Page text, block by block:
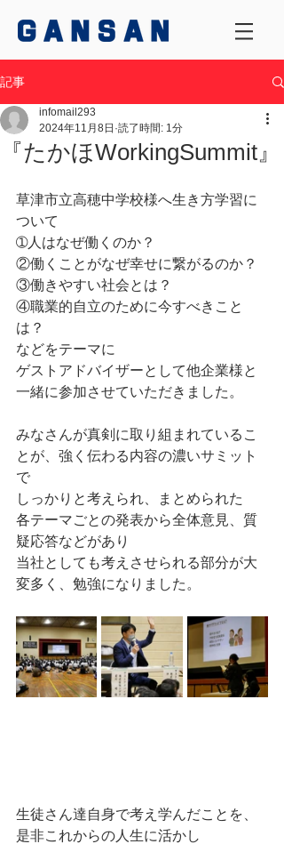
記事
『たかほWorkingSummit』
infomail293
2024年11月8日 読了時間: 1分
草津市立高穂中学校様へ生き方学習に
ついて
➀人はなぜ働くのか？
②働くことがなぜ幸せに繋がるのか？
③働きやすい社会とは？
④職業的自立のために今すべきこと
は？
などをテーマに
ゲストアドバイザーとして他企業様と
一緒に参加させていただきました。
みなさんが真剣に取り組まれているこ
とが、強く伝わる内容の濃いサミット
で
しっかりと考えられ、まとめられた
各テーマごとの発表から全体意見、質
疑応答などがあり
当社としても考えさせられる部分が大
変多く、勉強になりました。
生徒さん達自身で考え学んだことを、
是非これからの人生に活かし